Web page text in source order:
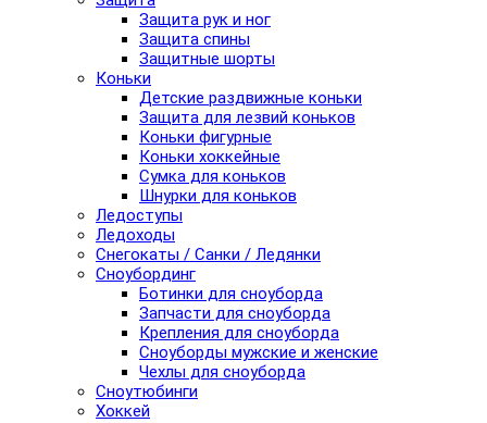
Защита рук и ног
Защита спины
Защитные шорты
Коньки
Детские раздвижные коньки
Защита для лезвий коньков
Коньки фигурные
Коньки хоккейные
Сумка для коньков
Шнурки для коньков
Ледоступы
Ледоходы
Снегокаты / Санки / Ледянки
Сноубординг
Ботинки для сноуборда
Запчасти для сноуборда
Крепления для сноуборда
Сноуборды мужские и женские
Чехлы для сноуборда
Сноутюбинги
Хоккей